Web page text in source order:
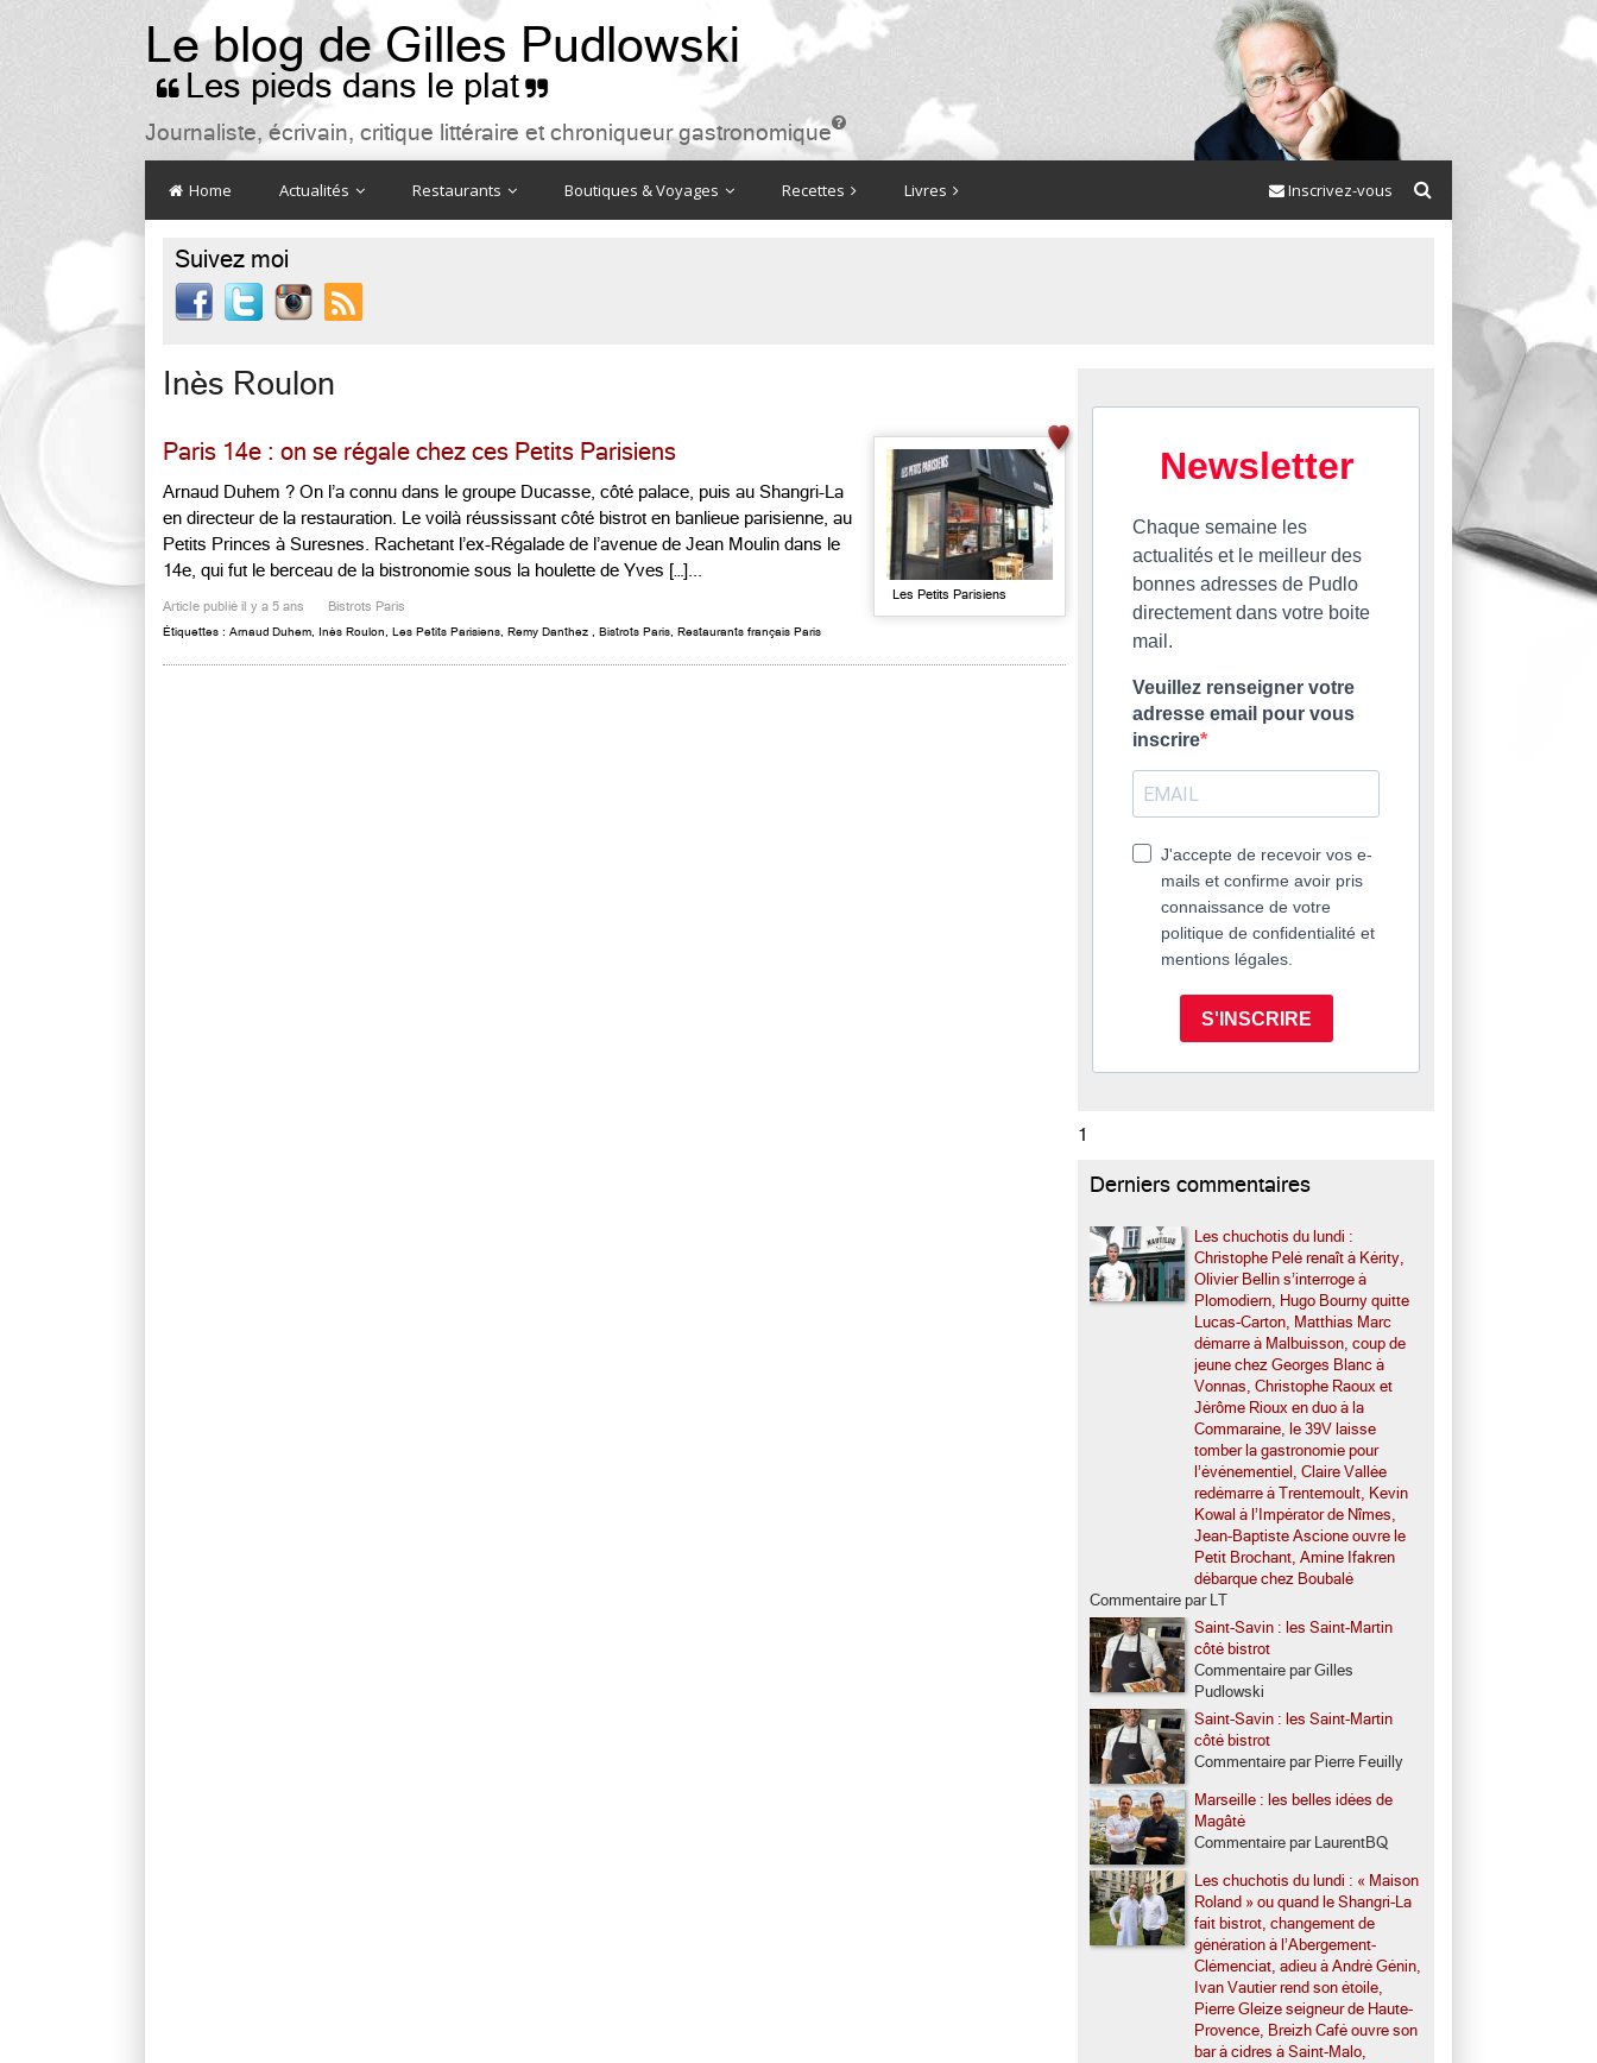
Le blog de Gilles Pudlowski
 Les pieds dans le plat 
Journaliste, écrivain, critique littéraire et chroniqueur gastronomique

Home Actualités Restaurants Boutiques & Voyages Recettes Livres Inscrivez-vous
Suivez moi

Inès Roulon
Paris 14e : on se régale chez ces Petits Parisiens
Arnaud Duhem ? On l’a connu dans le groupe Ducasse, côté palace, puis au Shangri-La
en directeur de la restauration. Le voilà réussissant côté bistrot en banlieue parisienne, au
Petits Princes à Suresnes. Rachetant l’ex-Régalade de l’avenue de Jean Moulin dans le
14e, qui fut le berceau de la bistronomie sous la houlette de Yves […]...
Article publié il y a 5 ans Bistrots Paris
Étiquettes : Arnaud Duhem Inès Roulon Les Petits Parisiens Remy Danthez Bistrots Paris Restaurants français Paris
Les Petits Parisiens
Newsletter
Chaque semaine les
actualités et le meilleur des
bonnes adresses de Pudlo
directement dans votre boite
mail.
Veuillez renseigner votre
adresse email pour vous
inscrire
J'accepte de recevoir vos e-
mails et confirme avoir pris
connaissance de votre
politique de confidentialité et
mentions légales.
S'INSCRIRE
1
Derniers commentaires
Les chuchotis du lundi :
Christophe Pelé renaît à Kérity,
Olivier Bellin s’interroge à
Plomodiern, Hugo Bourny quitte
Lucas-Carton, Matthias Marc
démarre à Malbuisson, coup de
jeune chez Georges Blanc à
Vonnas, Christophe Raoux et
Jérôme Rioux en duo à la
Commaraine, le 39V laisse
tomber la gastronomie pour
l’événementiel, Claire Vallée
redémarre à Trentemoult, Kevin
Kowal à l’Impérator de Nîmes,
Jean-Baptiste Ascione ouvre le
Petit Brochant, Amine Ifakren
débarque chez Boubalé
Commentaire par LT
Saint-Savin : les Saint-Martin
côté bistrot
Commentaire par Gilles
Pudlowski
Saint-Savin : les Saint-Martin
côté bistrot
Commentaire par Pierre Feuilly
Marseille : les belles idées de
Magâté
Commentaire par LaurentBQ
Les chuchotis du lundi : « Maison
Roland » ou quand le Shangri-La
fait bistrot, changement de
génération à l’Abergement-
Clémenciat, adieu à André Génin,
Ivan Vautier rend son étoile,
Pierre Gleize seigneur de Haute-
Provence, Breizh Café ouvre son
bar à cidres à Saint-Malo,